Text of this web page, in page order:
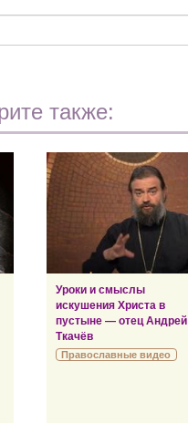
также:
Уроки и смыслы
искушения Христа в
пустыне — отец Андрей
Ткачёв
Православные видео